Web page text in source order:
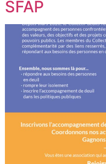
SFAP